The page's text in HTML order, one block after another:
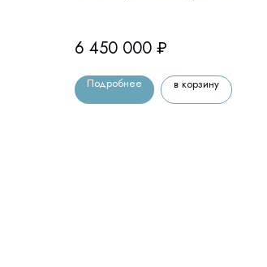
6 450 000 ₽
Подробнее в корзину